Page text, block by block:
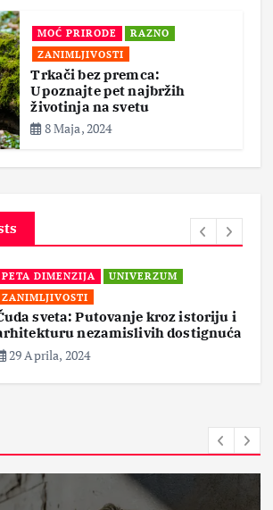
MOĆ PRIRODE
RAZNO
ZANIMLJIVOSTI
Trkači bez premca:
Upoznajte pet najbržih
životinja na svetu
8 Maja, 2024
PETA DIMENZIJA
UNIVERZUM
ZANIMLJIVOSTI
sveta: Putovanje kroz istoriju i
nezamislivih dostignuća
29 Aprila, 2024